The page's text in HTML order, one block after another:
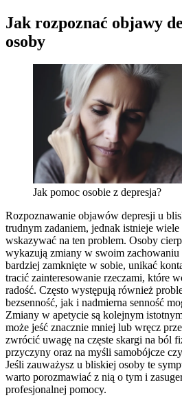
Jak rozpoznać objawy
osoby
Jak pomoc osobie z depresja?
Rozpoznawanie objawów depresji u
trudnym zadaniem, jednak istnieje wiele
wskazywać na ten problem. Osoby
wykazują zmiany w swoim zachowaniu
bardziej zamknięte w sobie, unikać
tracić zainteresowanie rzeczami, które
radość. Często występują również
bezsenność, jak i nadmierna senność
Zmiany w apetycie są kolejnym
może jeść znacznie mniej lub wręcz
zwrócić uwagę na częste skargi na ból
przyczyny oraz na myśli samobójcze
Jeśli zauważysz u bliskiej osoby te
warto porozmawiać z nią o tym i
profesjonalnej pomocy.